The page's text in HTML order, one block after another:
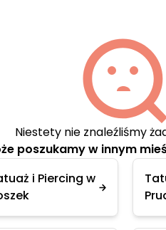
Niestety nie znaleźliśmy
poszukamy w innym
i Piercing w